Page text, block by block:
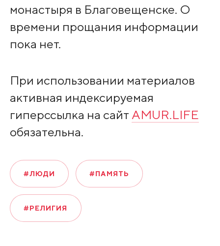
монастыря в Благовещенске. О
времени прощания информации
пока нет.
При использовании материалов
активная индексируемая
гиперссылка на сайт AMUR.LIFE
обязательна.
#ЛЮДИ #ПАМЯТЬ
#РЕЛИГИЯ